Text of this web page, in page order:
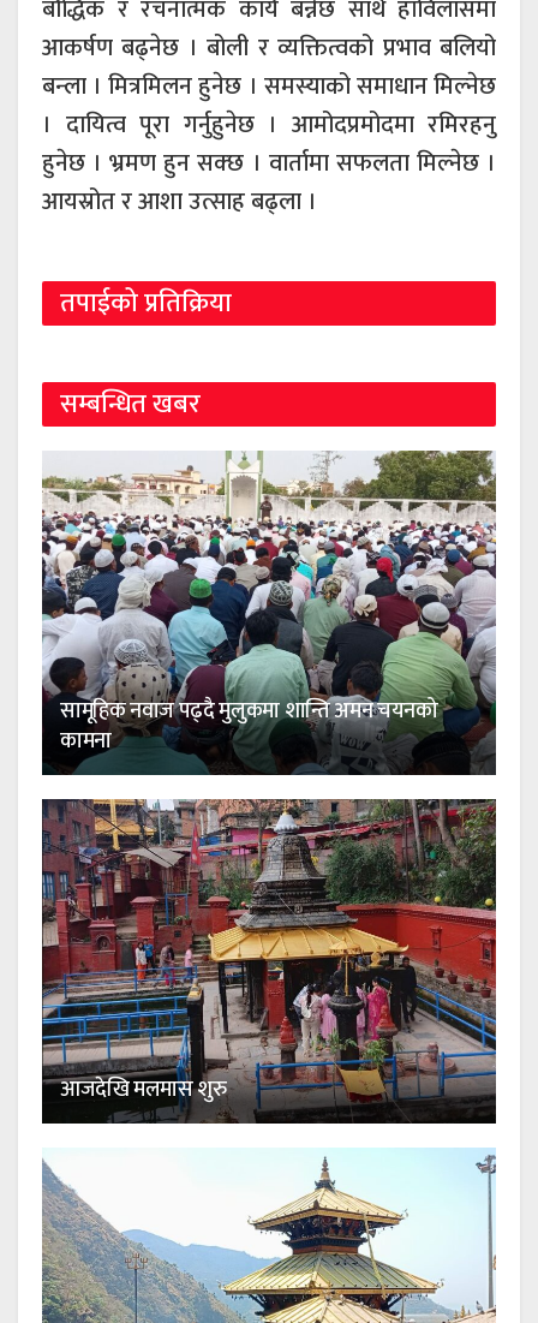
बौद्धिक र रचनात्मक कार्य बन्नेछ साथै हांविलासमा
आकर्षण बढ्नेछ । बोली र व्यक्तित्वको प्रभाव बलियो
बन्ला । मित्रमिलन हुनेछ । समस्याको समाधान मिल्नेछ
। दायित्व पूरा गर्नुहुनेछ । आमोदप्रमोदमा रमिरहनु
हुनेछ । भ्रमण हुन सक्छ । वार्तामा सफलता मिल्नेछ ।
आयस्रोत र आशा उत्साह बढ्ला ।
तपाईको प्रतिक्रिया
सम्बन्धित खबर
सामूहिक नवाज पढ्दै मुलुकमा शान्ति अमन चयनको
कामना
आजदेखि मलमास शुरु